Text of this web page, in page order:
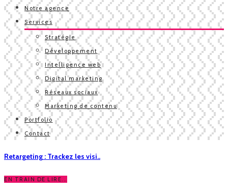
Notre agence
Services
Stratégie
Développement
Intelligence web
Digital marketing
Réseaux sociaux
Marketing de contenu
Portfolio
Contact
Retargeting : Trackez les visi..
EN TRAIN DE LIRE...